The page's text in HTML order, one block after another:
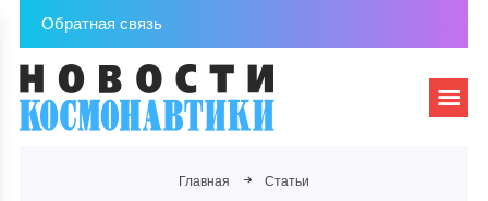
Обратная связь
Главная Статьи